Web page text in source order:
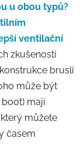
u obou typů?
ventilační
zkušeností
bruslí
může být
mají
který můžete
časem